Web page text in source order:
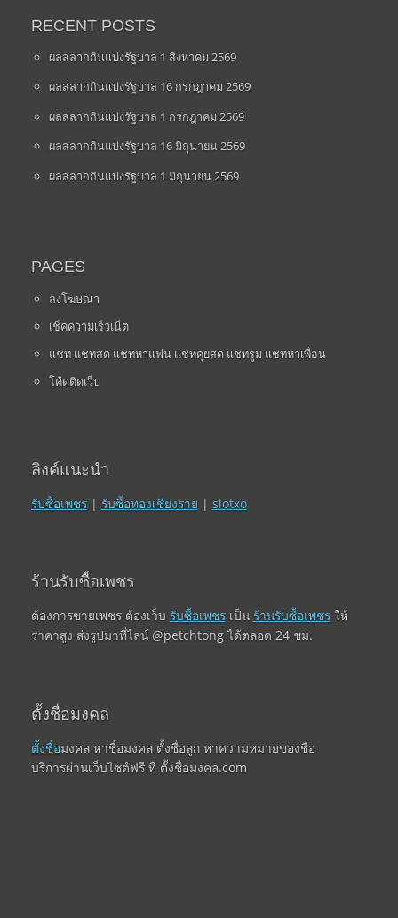
RECENT POSTS
ผลสลากกินแบ่งรัฐบาล 1 สิงหาคม 2569
ผลสลากกินแบ่งรัฐบาล 16 กรกฎาคม 2569
ผลสลากกินแบ่งรัฐบาล 1 กรกฎาคม 2569
ผลสลากกินแบ่งรัฐบาล 16 มิถุนายน 2569
ผลสลากกินแบ่งรัฐบาล 1 มิถุนายน 2569
PAGES
ลงโฆษณา
เช็คความเร็วเน็ต
แชท แชทสด แชทหาแฟน แชทคุยสด แชทรูม แชทหาเพื่อน
โค้ดติดเว็บ
ลิงค์แนะนำ
รับซื้อเพชร| รับซื้อทองเชียงราย | slotxo
ร้านรับซื้อเพชร
ต้องการขายเพชร ต้องเว็บ รับซื้อเพชรเป็น ร้านรับซื้อเพชรให้
ราคาสูง ส่งรูปมาที่ไลน์ @petchtong ได้ตลอด 24 ชม.
ตั้งชื่อมงคล
ตั้งชื่อมงคล หาชื่อมงคล ตั้งชื่อลูก หาความหมายของชื่อ
บริการผ่านเว็บไซต์ฟรี ที่ ตั้งชื่อมงคล.com